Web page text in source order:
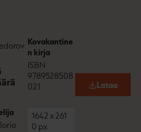
Kovakantine
n kirja
ISBN
9789528508
021
1642 x261
0 px
O
p
Lataa